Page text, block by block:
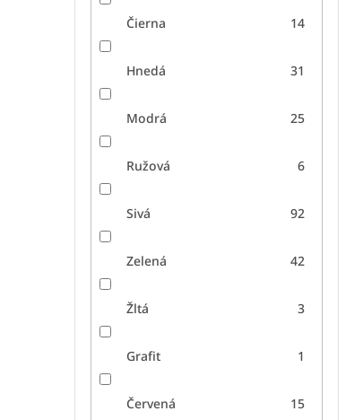
Čierna 14
Hnedá 31
Modrá 25
Ružová 6
Sivá 92
Zelená 42
Žltá 3
Grafit 1
Červená 15